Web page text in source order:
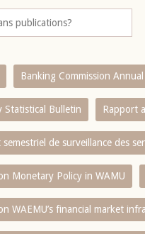
Banking Commission
Statistical Bulletin Rapport
de surveillance des
Monetary Policy in WAMU
WAEMU’s financial market